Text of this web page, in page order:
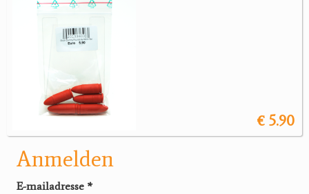
€ 5.90
Anmelden
E-mailadresse *